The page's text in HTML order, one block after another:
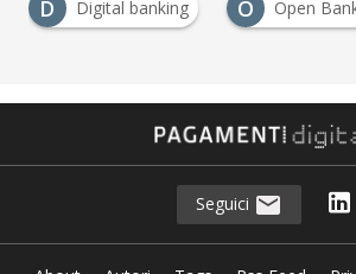
D
Digital banking O Open
Seguici